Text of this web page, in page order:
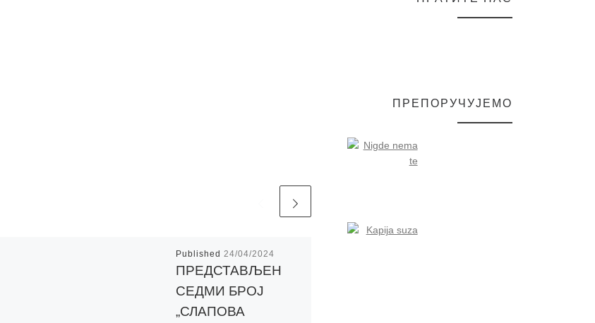
Published 24/04/2024
ПРЕДСТАВЉЕН
СЕДМИ БРОЈ
„СЛАПОВА
ПРЕПОРУЧУЈЕМО